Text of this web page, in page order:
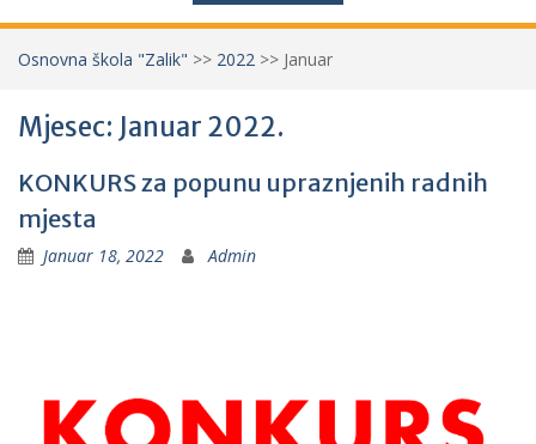
Osnovna škola "Zalik" >> 2022 >> Januar
Mjesec: Januar 2022.
KONKURS za popunu upraznjenih radnih
mjesta
Januar 18, 2022 Admin